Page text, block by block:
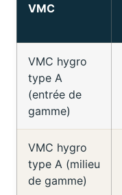
VMC
VMC hygro
type A
(entrée de
gamme)
VMC hygro
type A (milieu
de gamme)